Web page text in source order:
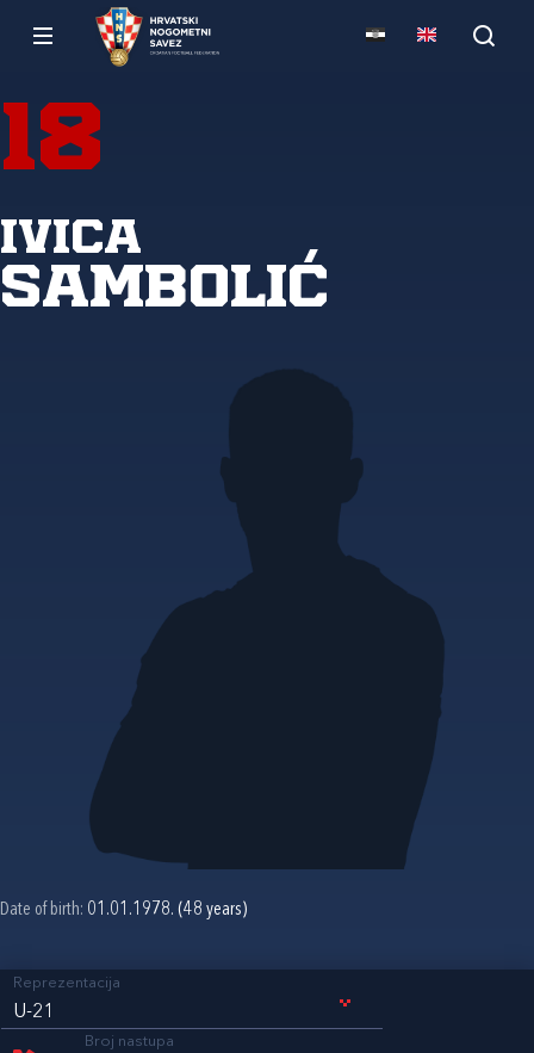
18
Ivica
Sambolić
Date of birth: 01.01.1978. (48 years)
Reprezentacija
U-21
Broj nastupa